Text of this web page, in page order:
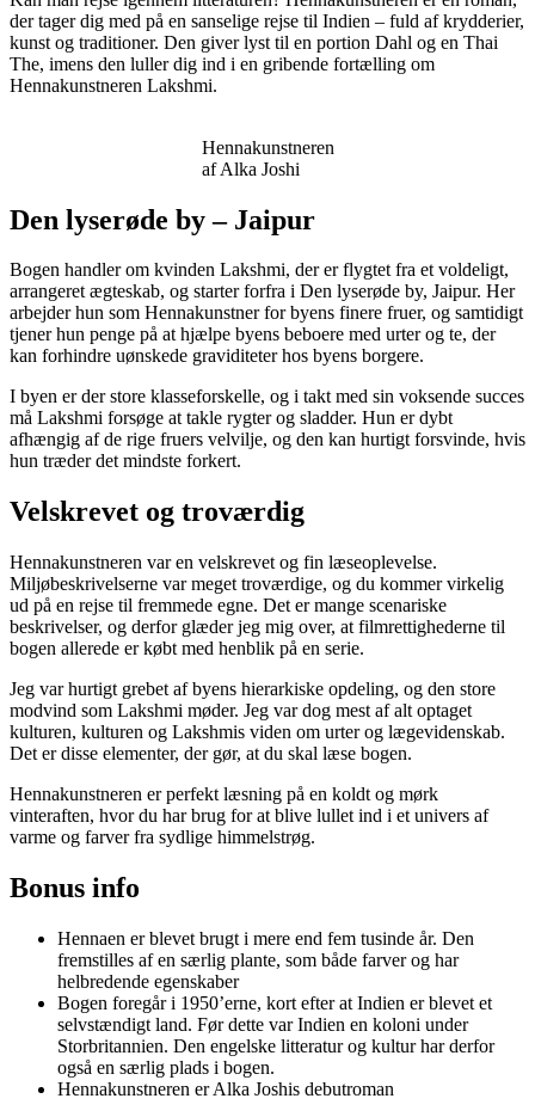
der tager dig med på en sanselige rejse til Indien – fuld af krydderier,
kunst og traditioner. Den giver lyst til en portion Dahl og en Thai
The, imens den luller dig ind i en gribende fortælling om
Hennakunstneren Lakshmi.
Hennakunstneren
af Alka Joshi
Den lyserøde by – Jaipur
Bogen handler om kvinden Lakshmi, der er flygtet fra et voldeligt,
arrangeret ægteskab, og starter forfra i Den lyserøde by, Jaipur. Her
arbejder hun som Hennakunstner for byens finere fruer, og samtidigt
tjener hun penge på at hjælpe byens beboere med urter og te, der
kan forhindre uønskede graviditeter hos byens borgere.
I byen er der store klasseforskelle, og i takt med sin voksende succes
må Lakshmi forsøge at takle rygter og sladder. Hun er dybt
afhængig af de rige fruers velvilje, og den kan hurtigt forsvinde, hvis
hun træder det mindste forkert.
Velskrevet og troværdig
Hennakunstneren var en velskrevet og fin læseoplevelse.
Miljøbeskrivelserne var meget troværdige, og du kommer virkelig
ud på en rejse til fremmede egne. Det er mange scenariske
beskrivelser, og derfor glæder jeg mig over, at filmrettighederne til
bogen allerede er købt med henblik på en serie.
Jeg var hurtigt grebet af byens hierarkiske opdeling, og den store
modvind som Lakshmi møder. Jeg var dog mest af alt optaget
kulturen, kulturen og Lakshmis viden om urter og lægevidenskab.
Det er disse elementer, der gør, at du skal læse bogen.
Hennakunstneren er perfekt læsning på en koldt og mørk
vinteraften, hvor du har brug for at blive lullet ind i et univers af
varme og farver fra sydlige himmelstrøg.
Bonus info
Hennaen er blevet brugt i mere end fem tusinde år. Den
fremstilles af en særlig plante, som både farver og har
helbredende egenskaber
Bogen foregår i 1950’erne, kort efter at Indien er blevet et
selvstændigt land. Før dette var Indien en koloni under
Storbritannien. Den engelske litteratur og kultur har derfor
også en særlig plads i bogen.
Hennakunstneren er Alka Joshis debutroman